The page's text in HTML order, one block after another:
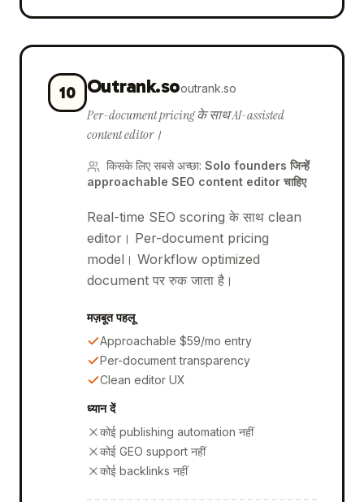
10 Outrank.sooutrank.so
Per-document pricing के साथ AI-assisted
content editor।
किसके लिए सबसे अच्छा: Solo founders जिन्हें
approachable SEO content editor चाहिए
Real-time SEO scoring के साथ clean
editor। Per-document pricing
model। Workflow optimized
document पर रुक जाता है।
मज़बूत पहलू
Approachable $59/mo entry
Per-document transparency
Clean editor UX
ध्यान दें
कोई publishing automation नहीं
कोई GEO support नहीं
कोई backlinks नहीं